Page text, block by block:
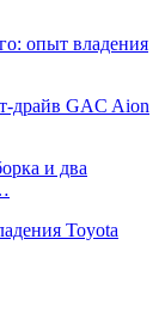
опыт владения
драйв GAC Aion
и два
Toyota